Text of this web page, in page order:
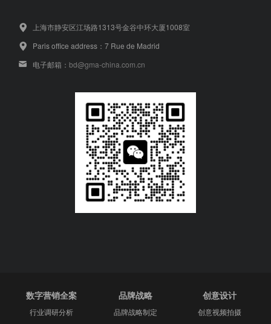
上海市静安区江场路1313号金谷中环大厦1008室
Paris office address：7 Rue de Madrid
电子邮箱： bd@gma-china.com.cn
数字营销全案
行业调研分析
品牌战略
品牌战略制定
创意设计
创意视频拍摄